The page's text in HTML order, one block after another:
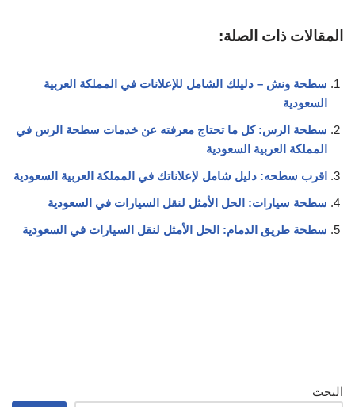
المقالات ذات الصلة:
سطحة ونش – دليلك الشامل للإعلانات في المملكة العربية
السعودية
سطحة الرس: كل ما تحتاج معرفته عن خدمات سطحة الرس في
المملكة العربية السعودية
اقرب سطحه: دليل شامل لإعلاناتك في المملكة العربية السعودية
سطحة سيارات: الحل الأمثل لنقل السيارات في السعودية
سطحة طريق الدمام: الحل الأمثل لنقل السيارات في السعودية
البحث